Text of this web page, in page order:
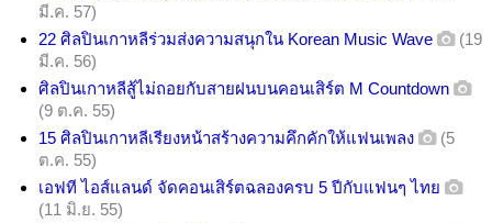
มี.ค. 57)
22 ศิลปินเกาหลีร่วมส่งความสนุกใน Korean Music Wave
(19
มี.ค. 56)
ศิลปินเกาหลีสู้ไม่ถอยกับสายฝนบนคอนเสิร์ต M Countdown
(9 ต.ค. 55)
15 ศิลปินเกาหลีเรียงหน้าสร้างความคึกคักให้แฟนเพลง
(5
ต.ค. 55)
เอฟที ไอส์แลนด์ จัดคอนเสิร์ตฉลองครบ 5 ปีกับแฟนๆ ไทย
(11 มิ.ย. 55)